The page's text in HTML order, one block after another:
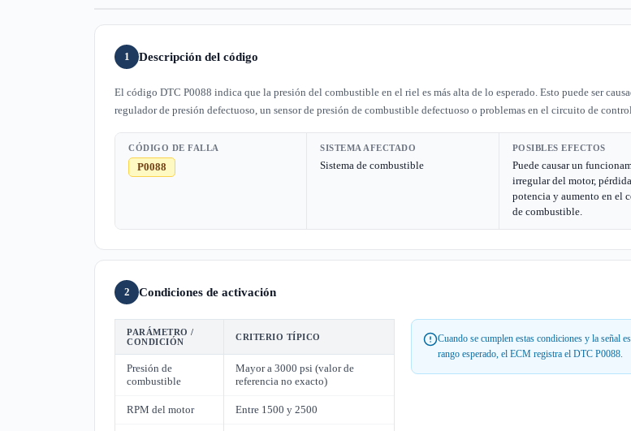
1 Descripción del código
El código DTC P0088 indica que la presión del combustible en el riel es más alta de lo esperado. Esto puede ser
regulador de presión defectuoso, un sensor de presión de combustible defectuoso o problemas en el circuito de
CÓDIGO DE FALLA
P0088
SISTEMA AFECTADO
Sistema de combustible
POSIBLES EFECTOS
Puede causar un
irregular del motor,
potencia y aumento en el
de combustible.
2 Condiciones de activación
PARÁMETRO /
CONDICIÓN
CRITERIO TÍPICO
Presión de
combustible
Mayor a 3000 psi (valor de
referencia no exacto)
RPM del motor Entre 1500 y 2500
Cuando se cumplen estas condiciones y la señal
rango esperado, el ECM registra el DTC P0088.